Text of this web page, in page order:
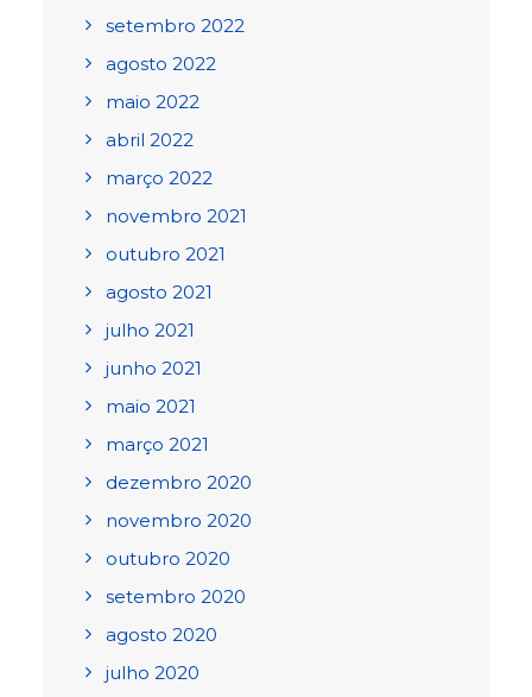
setembro 2022
agosto 2022
maio 2022
abril 2022
março 2022
novembro 2021
outubro 2021
agosto 2021
julho 2021
junho 2021
maio 2021
março 2021
dezembro 2020
novembro 2020
outubro 2020
setembro 2020
agosto 2020
julho 2020